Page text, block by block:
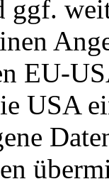
ggf.
EU-
USA